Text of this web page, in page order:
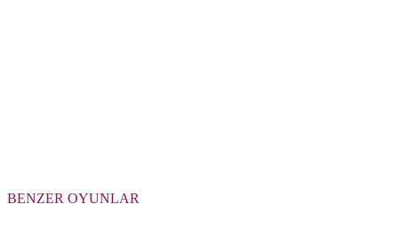
BENZER OYUNLAR